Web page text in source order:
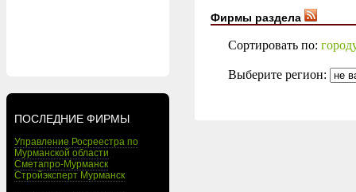
ПОСЛЕДНИЕ ФИРМЫ
Управление Росреестра по
Мурманской области
Сметапро-Мурманск
Стройэксперт Мурманск
Фирмы раздела
Сортировать по:
Выберите регион: